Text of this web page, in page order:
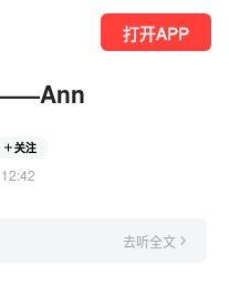
打开APP
——Ann
关注
去听全文